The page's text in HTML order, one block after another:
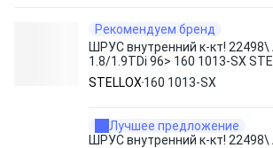
Рекомендуем бренд
ШРУС внутренний к-кт! 22498\
1.8/1.9TDi 96> 160 1013-SX
STELLOX 160 1013-SX
Лучшее предложение
ШРУС внутренний к-кт! 22498\